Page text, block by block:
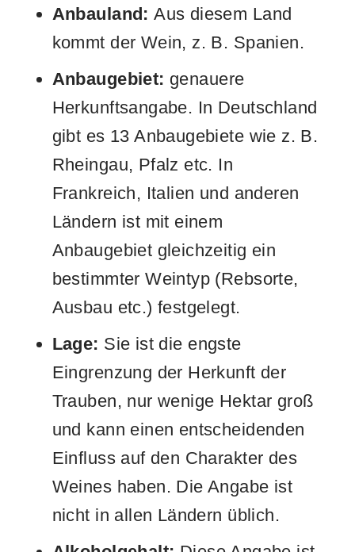
Anbauland:Aus diesem Land
kommt der Wein, z. B. Spanien.
Anbaugebiet: genauere
Herkunftsangabe. In Deutschland
gibt es 13 Anbaugebiete wie z. B.
Rheingau, Pfalz etc. In
Frankreich, Italien und anderen
Ländern ist mit einem
Anbaugebiet gleichzeitig ein
bestimmter Weintyp (Rebsorte,
Ausbau etc.) festgelegt.
Lage: Sie ist die engste
Eingrenzung der Herkunft der
Trauben, nur wenige Hektar groß
und kann einen entscheidenden
Einfluss auf den Charakter des
Weines haben. Die Angabe ist
nicht in allen Ländern üblich.